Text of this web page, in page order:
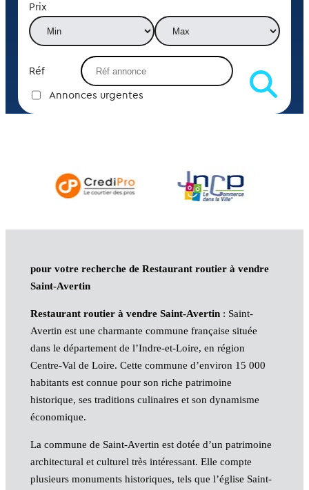
Prix
Réf
Annonces urgentes
pour votre recherche de Restaurant routier à vendre
Saint-Avertin
Restaurant routier à vendre Saint-Avertin: Saint-
Avertin est une charmante commune française située
dans le département de l’Indre-et-Loire, en région
Centre-Val de Loire. Cette commune d’environ 15 000
habitants est connue pour son riche patrimoine
historique, ses traditions culinaires et son dynamisme
économique.
La commune de Saint-Avertin est dotée d’un patrimoine
architectural et culturel très intéressant. Elle compte
plusieurs monuments historiques, tels que l’église Saint-